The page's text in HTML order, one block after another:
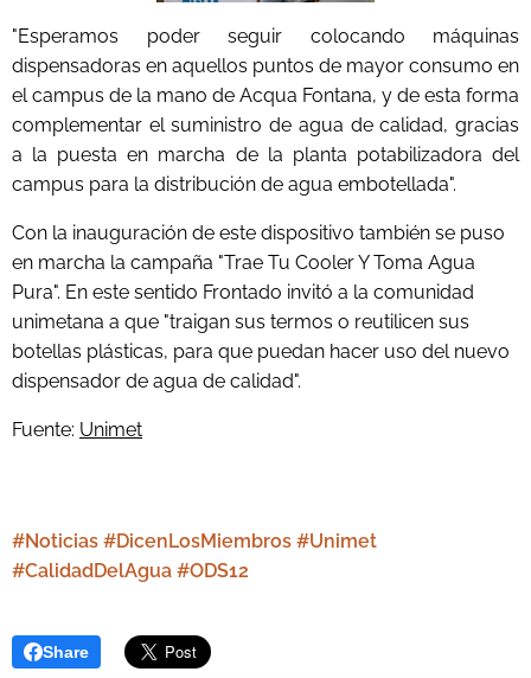
"Esperamos poder seguir colocando máquinas
dispensadoras en aquellos puntos de mayor consumo en
el campus de la mano de Acqua Fontana, y de esta forma
complementar el suministro de agua de calidad, gracias
a la puesta en marcha de la planta potabilizadora del
campus para la distribución de agua embotellada".
Con la inauguración de este dispositivo también se puso
en marcha la campaña "Trae Tu Cooler Y Toma Agua
Pura". En este sentido Frontado invitó a la comunidad
unimetana a que "traigan sus termos o reutilicen sus
botellas plásticas, para que puedan hacer uso del nuevo
dispensador de agua de calidad".
Fuente: Unimet
#Noticias #DicenLosMiembros #Unimet
#CalidadDelAgua #ODS12
Share